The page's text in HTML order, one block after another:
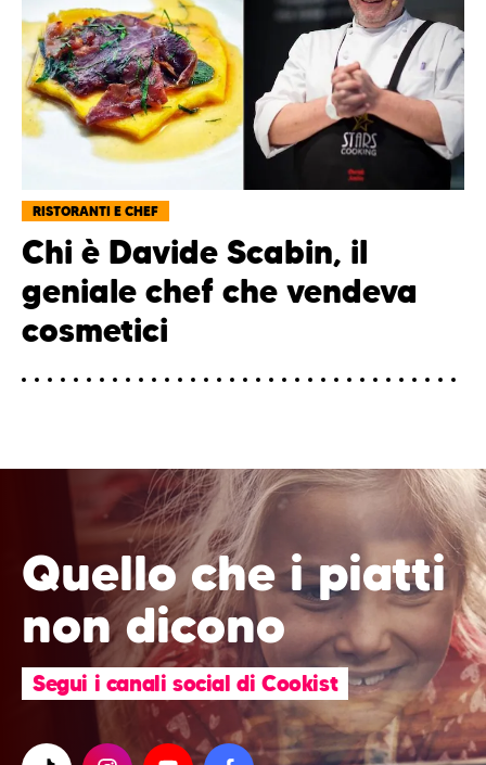
RISTORANTI E CHEF
Chi è Davide Scabin, il
geniale chef che vendeva
cosmetici
Quello che i piatti
non dicono
Segui i canali social di Cookist